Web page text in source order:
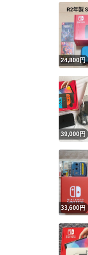
24,800円
39,000円
33,600円